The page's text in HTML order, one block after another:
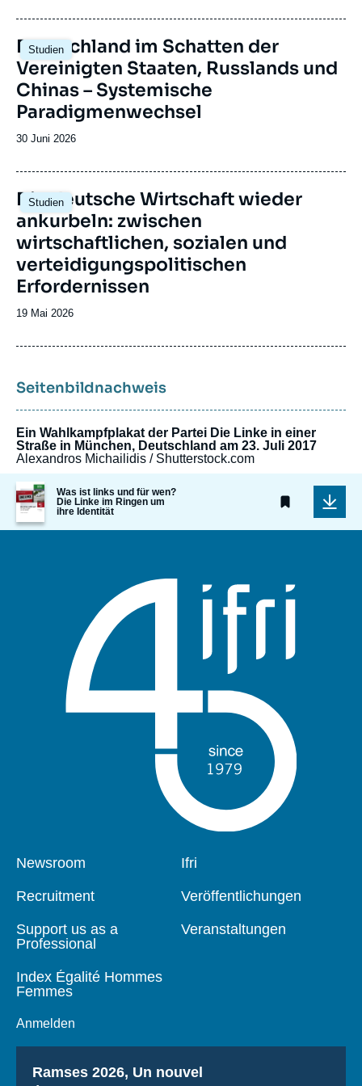
publication
Studien
Image
principale
Deutschland im Schatten der
Vereinigten Staaten, Russlands und
Chinas – Systemische
Paradigmenwechsel
Date
publication
30 Juni 2026
Studien
Image
principale
Die deutsche Wirtschaft wieder
ankurbeln: zwischen
wirtschaftlichen, sozialen und
verteidigungspolitischen
Erfordernissen
Date
publication
19 Mai 2026
Seitenbildnachweis
Ein Wahlkampfplakat der Partei Die Linke in einer
Straße in München, Deutschland am 23. Juli 2017
Alexandros Michailidis / Shutterstock.com
Image
de
couverture
de
Was ist links und für wen?
Die Linke im Ringen um
ihre Identität
Pied
page
Newsroom
Recruitment
Support us as a
Professional
Index Égalité Hommes
Femmes
Anmelden
Navigation
Ifri
Veröffentlichungen
Veranstaltungen
Titre
Ramses 2026, Un nouvel